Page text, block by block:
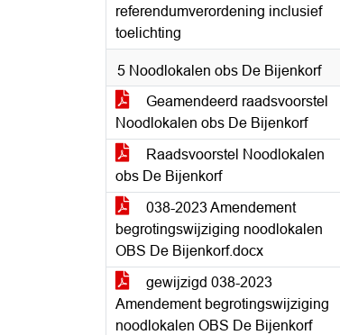
referendumverordening inclusief
toelichting
5 Noodlokalen obs De Bijenkorf
Geamendeerd raadsvoorstel
Noodlokalen obs De Bijenkorf
Raadsvoorstel Noodlokalen
obs De Bijenkorf
038-2023 Amendement
begrotingswijziging noodlokalen
OBS De Bijenkorf.docx
gewijzigd 038-2023
Amendement begrotingswijziging
noodlokalen OBS De Bijenkorf